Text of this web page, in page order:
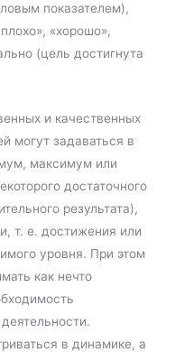
показателем),
«хорошо»,
(цель достигнута
и качественных
могут задаваться в
максимум или
достаточного
результата),
т. е. достижения или
уровня. При этом
как нечто
в динамике, а